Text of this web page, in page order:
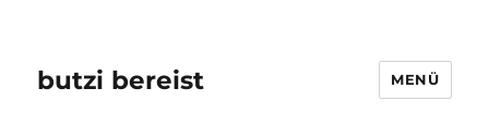
butzi bereist MENÜ